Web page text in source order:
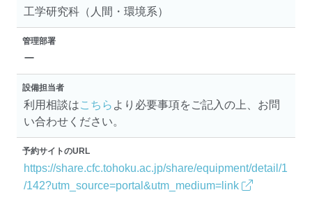
工学研究科（人間・環境系）
管理部署
ー
設備担当者
利用相談はこちら より必要事項をご記入の上、お問
い合わせください。
予約サイトのURL
https://share.cfc.tohoku.ac.jp/share/equipment/detail/1
/142?utm_source=portal&utm_medium=link